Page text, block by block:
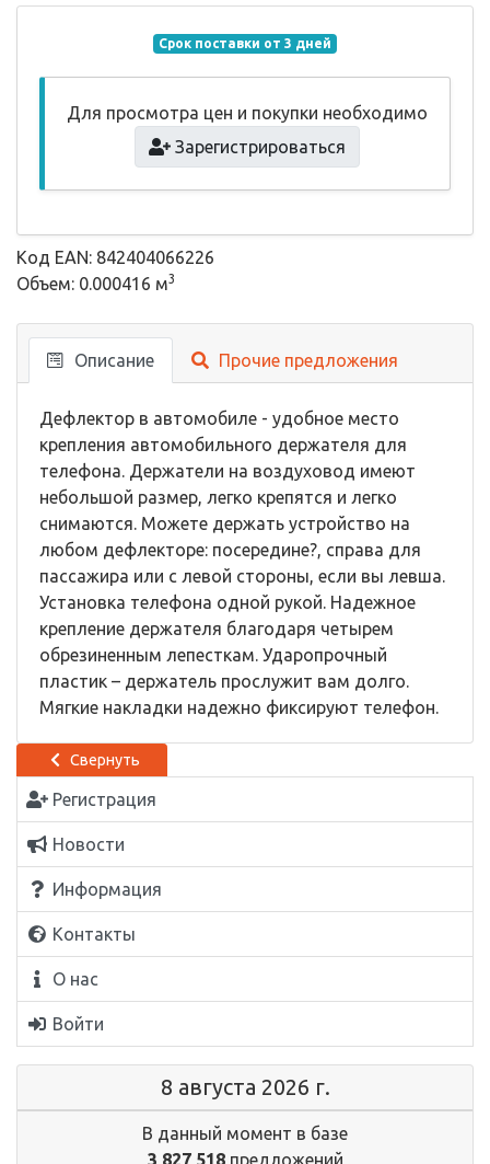
Свернуть
Регистрация
Новости
Информация
Контакты
О нас
Войти
8 августа 2026 г.
В данный момент в базе
3 827 518предложений
Срок поставки от 3 дней
Для просмотра цен и покупки необходимо
Зарегистрироваться
Код EAN: 842404066226
Объем: 0.000416 м3
Описание Прочие предложения
Дефлектор в автомобиле - удобное место
крепления автомобильного держателя для
телефона. Держатели на воздуховод имеют
небольшой размер, легко крепятся и легко
снимаются. Можете держать устройство на
любом дефлекторе: посередине?, справа для
пассажира или с левой стороны, если вы левша.
Установка телефона одной рукой. Надежное
крепление держателя благодаря четырем
обрезиненным лепесткам. Ударопрочный
пластик – держатель прослужит вам долго.
Мягкие накладки надежно фиксируют телефон.